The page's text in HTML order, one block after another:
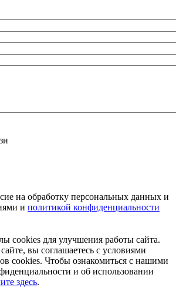
на обработку персональных данных и
и политикой конфиденциальности
cookies для улучшения работы сайта.
вы соглашаетесь с условиями
cookies. Чтобы ознакомиться с нашими
и об использовании
здесь.